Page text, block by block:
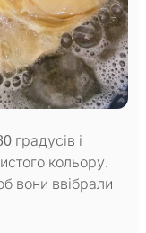
градусів і
кольору.
вони ввібрали